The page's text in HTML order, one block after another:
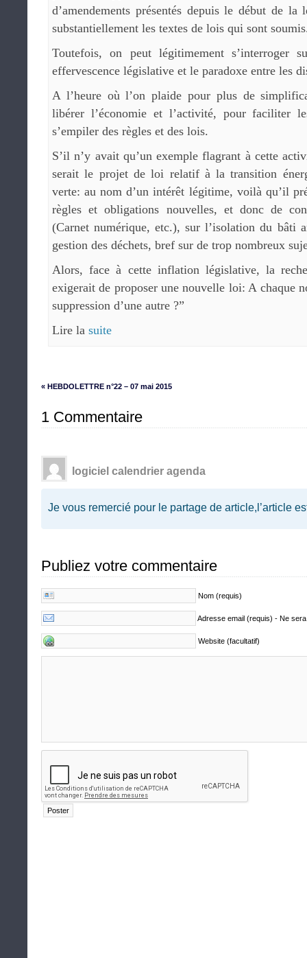
d’amendements présentés depuis le début de la
substantiellement les textes de lois qui sont
Toutefois, on peut légitimement s’interroger
effervescence législative et le paradoxe entre les
A l’heure où l’on plaide pour plus de
libérer l’économie et l’activité, pour faciliter
s’empiler des règles et des lois.
S’il n’y avait qu’un exemple flagrant à cette
serait le projet de loi relatif à la transition
verte: au nom d’un intérêt légitime, voilà qu’il
règles et obligations nouvelles, et donc de
(Carnet numérique, etc.), sur l’isolation du bâti
gestion des déchets, bref sur de trop nombreux
Alors, face à cette inflation législative, la
exigerait de proposer une nouvelle loi: A chaque
suppression d’une autre ?”
Lire la suite
« HEBDOLETTRE n°22 – 07 mai 2015
1 Commentaire
logiciel calendrier agenda
Je vous remercié pour le partage de article,l’article
Publiez votre commentaire
Nom (requis)
Adresse email (requis) - Ne
Website (facultatif)